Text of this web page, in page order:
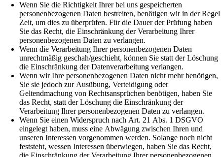
Wenn Sie die Richtigkeit Ihrer bei uns gespeicherten
personenbezogenen Daten bestreiten, benötigen wir in der Regel
Zeit, um dies zu überprüfen. Für die Dauer der Prüfung haben
Sie das Recht, die Einschränkung der Verarbeitung Ihrer
personenbezogenen Daten zu verlangen.
Wenn die Verarbeitung Ihrer personenbezogenen Daten
unrechtmäßig geschah/geschieht, können Sie statt der Löschung
die Einschränkung der Datenverarbeitung verlangen.
Wenn wir Ihre personenbezogenen Daten nicht mehr benötigen,
Sie sie jedoch zur Ausübung, Verteidigung oder
Geltendmachung von Rechtsansprüchen benötigen, haben Sie
das Recht, statt der Löschung die Einschränkung der
Verarbeitung Ihrer personenbezogenen Daten zu verlangen.
Wenn Sie einen Widerspruch nach Art. 21 Abs. 1 DSGVO
eingelegt haben, muss eine Abwägung zwischen Ihren und
unseren Interessen vorgenommen werden. Solange noch nicht
feststeht, wessen Interessen überwiegen, haben Sie das Recht,